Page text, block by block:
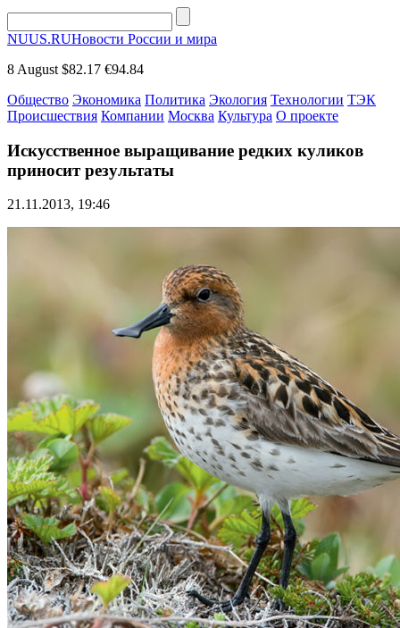
NUUS.RUНовости России и мира
8 August $82.17 €94.84
Общество Экономика Политика Экология Технологии ТЭК
Происшествия Компании Москва Культура О проекте
Искусственное выращивание редких куликов
приносит результаты
21.11.2013, 19:46